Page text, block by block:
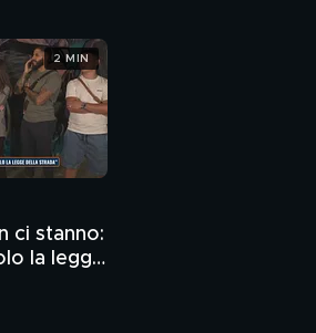
ci stanno:
la legge
2 MIN